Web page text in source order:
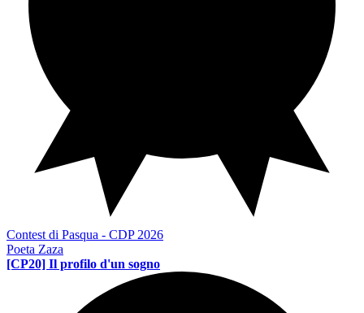
Contest di Pasqua - CDP 2026
Poeta Zaza
[CP20] Il profilo d'un sogno